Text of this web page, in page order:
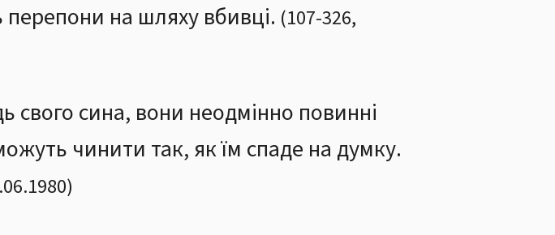
на шляху вбивці. (107-326,
сина, вони неодмінно повинні
чинити так, як їм спаде на думку.
)